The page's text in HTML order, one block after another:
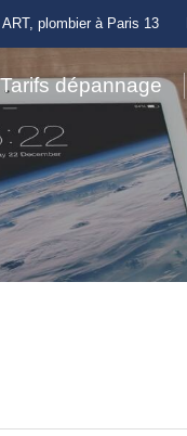
plombier à Paris 13
Tarifs dépannage